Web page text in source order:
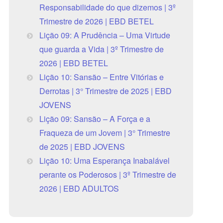
Responsabilidade do que dizemos | 3º
Trimestre de 2026 | EBD BETEL
Lição 09: A Prudência – Uma Virtude
que guarda a Vida | 3º Trimestre de
2026 | EBD BETEL
Lição 10: Sansão – Entre Vitórias e
Derrotas | 3° Trimestre de 2025 | EBD
JOVENS
Lição 09: Sansão – A Força e a
Fraqueza de um Jovem | 3° Trimestre
de 2025 | EBD JOVENS
Lição 10: Uma Esperança Inabalável
perante os Poderosos | 3º Trimestre de
2026 | EBD ADULTOS